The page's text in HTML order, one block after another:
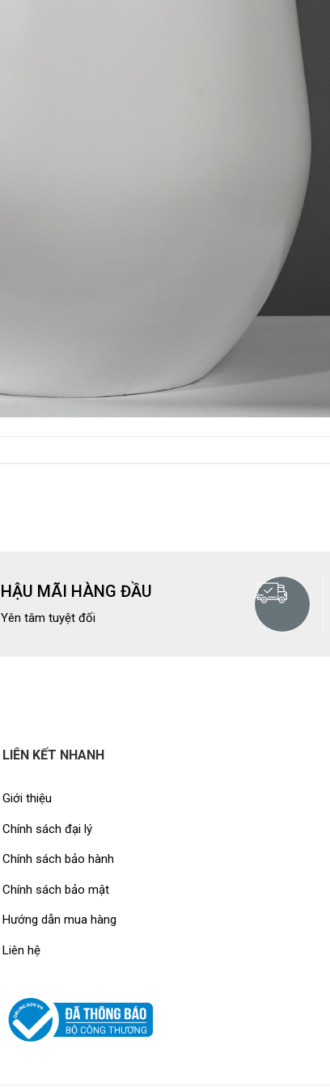
HẬU MÃI HÀNG ĐẦU
Yên tâm tuyệt đối
LIÊN KẾT NHANH
Giới thiệu
Chính sách đại lý
Chính sách bảo hành
Chính sách bảo mật
Hướng dẫn mua hàng
Liên hệ